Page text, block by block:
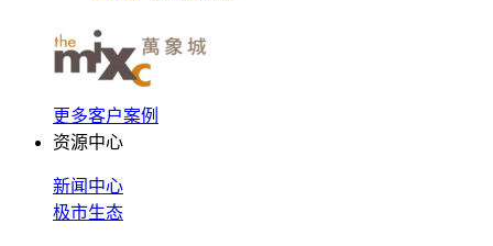
更多客户案例
资源中心
新闻中心
极市生态